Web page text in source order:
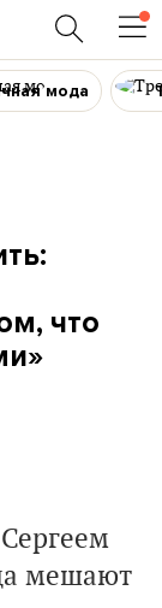
мода
что
мешают